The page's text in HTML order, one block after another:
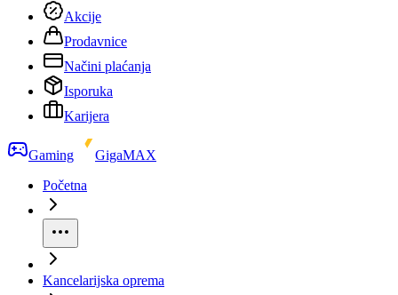
Akcije
Prodavnice
Načini plaćanja
Isporuka
Karijera
Gaming
GigaMAX
Početna
Kancelarijska oprema